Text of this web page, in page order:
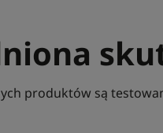
produktów są